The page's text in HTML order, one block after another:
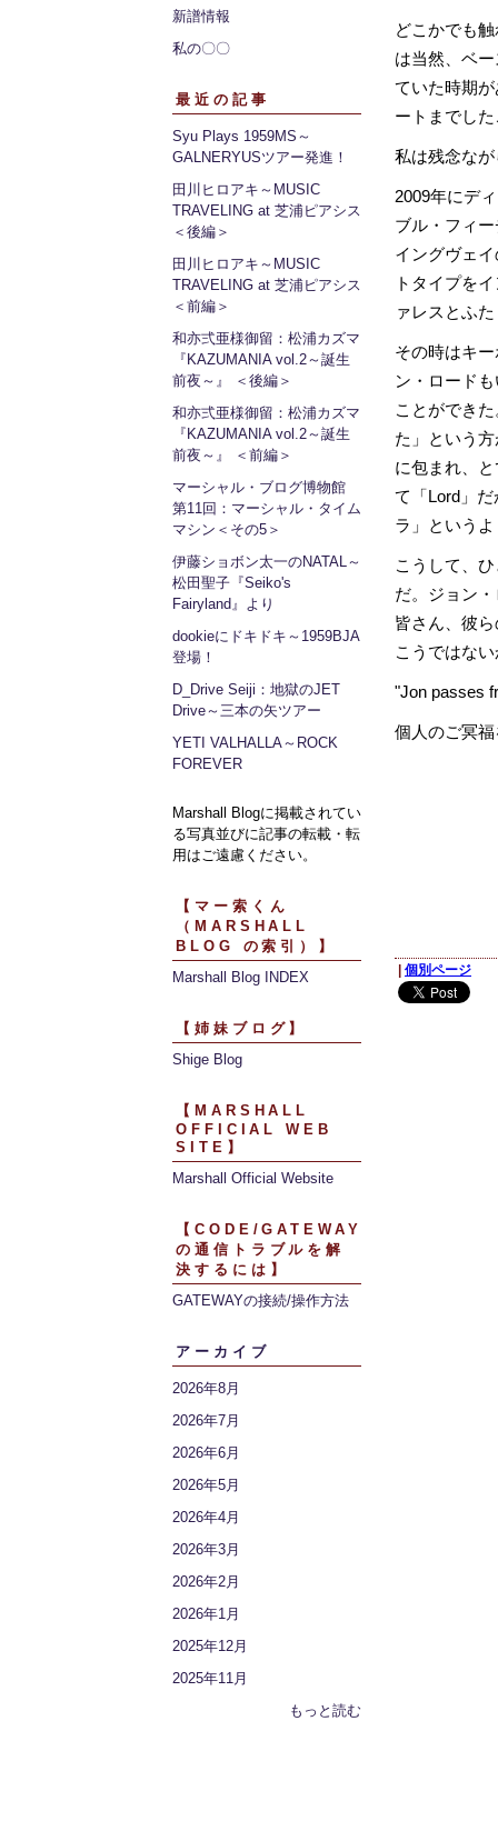
新譜情報
私の〇〇
最近の記事
Syu Plays 1959MS～
GALNERYUSツアー発進！
田川ヒロアキ～MUSIC
TRAVELING at 芝浦ピアシス
＜後編＞
田川ヒロアキ～MUSIC
TRAVELING at 芝浦ピアシス
＜前編＞
和亦弍亜様御留：松浦カズマ
『KAZUMANIA vol.2～誕生
前夜～』 ＜後編＞
和亦弍亜様御留：松浦カズマ
『KAZUMANIA vol.2～誕生
前夜～』 ＜前編＞
マーシャル・ブログ博物館
第11回：マーシャル・タイム
マシン＜その5＞
伊藤ショボン太一のNATAL～
松田聖子『Seiko's
Fairyland』より
dookieにドキドキ～1959BJA
登場！
D_Drive Seiji：地獄のJET
Drive～三本の矢ツアー
YETI VALHALLA～ROCK
FOREVER
Marshall Blogに掲載されてい
る写真並びに記事の転載・転
用はご遠慮ください。
【マー索くん
（MARSHALL
BLOG の索引）】
Marshall Blog INDEX
【姉妹ブログ】
Shige Blog
【MARSHALL
OFFICIAL WEB
SITE】
Marshall Official Website
【CODE/GATEWAY
の通信トラブルを解
決するには】
GATEWAYの接続/操作方法
アーカイブ
2026年8月
2026年7月
2026年6月
2026年5月
2026年4月
2026年3月
2026年2月
2026年1月
2025年12月
2025年11月
もっと読む
どこかでも
は当然、ベ
ていた時期
ートまでし
私は残念な
2009年にデ
ブル・フィ
イングヴェ
トタイプを
ァレスとふ
その時はキ
ン・ロード
ことができ
た」という
に包まれ、
て「Lord」
ラ」という
こうして、
だ。ジョン
皆さん、彼
こうではな
"Jon passes
個人のご冥
| 個別ページ